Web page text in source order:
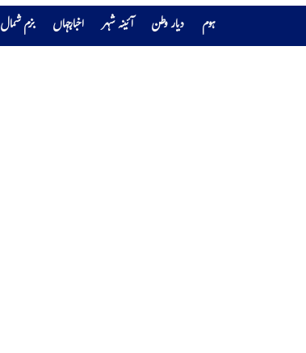
ہوم دیار وطن آئینہ شہر اخبارجہاں بزم شمال